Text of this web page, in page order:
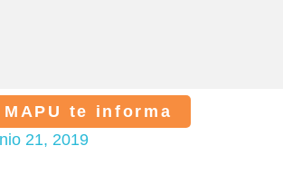
MAPU te informa
21, 2019